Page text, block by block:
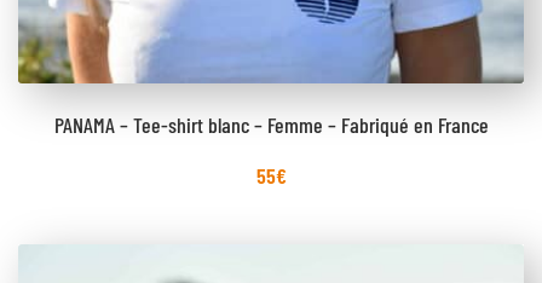
PANAMA – Tee-shirt blanc – Femme – Fabriqué en France
55€